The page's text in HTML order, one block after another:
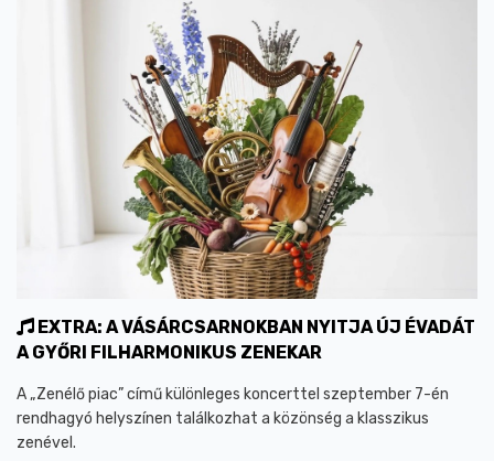
EXTRA: A VÁSÁRCSARNOKBAN NYITJA ÚJ ÉVADÁT
A GYŐRI FILHARMONIKUS ZENEKAR
A „Zenélő piac” című különleges koncerttel szeptember 7-én
rendhagyó helyszínen találkozhat a közönség a klasszikus
zenével.